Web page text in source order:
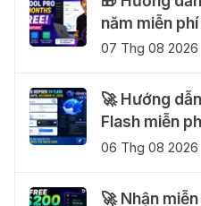
năm miễn
07 Thg 08 2026
🚀 Hướng
Flash miễn
06 Thg 08 2026
🚀 Nhận